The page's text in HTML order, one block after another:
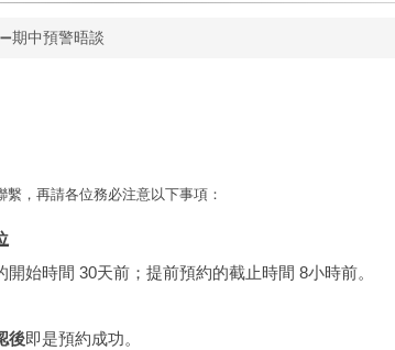
➖期中預警晤談
，再請各位務必注意以下事項：
開始時間 30天前；提前預約的截止時間 8小時前。
後即是預約成功。